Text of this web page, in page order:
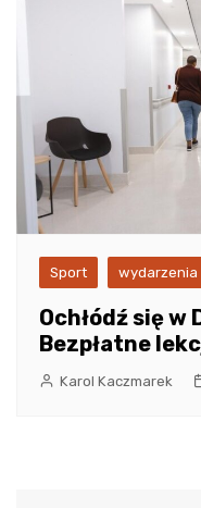
Sport wydarzenia
Ochłódź się
Bezpłatne
Karol Kaczmarek